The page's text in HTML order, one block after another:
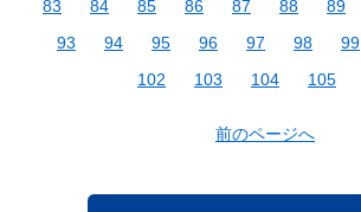
83
84 85 86 87 88 89
93
94 95 96 97 98 99
102
103 104 105
前のページへ